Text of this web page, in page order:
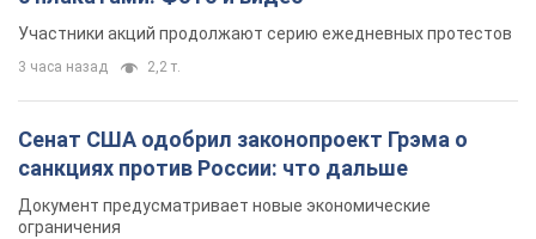
Участники акций продолжают серию ежедневных протестов
3 часа назад 2,2 т.
Сенат США одобрил законопроект Грэма о
санкциях против России: что дальше
Документ предусматривает новые экономические
ограничения